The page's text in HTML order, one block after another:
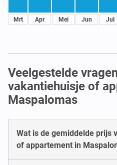
Mrt Apr Mei Jun Jul
Veelgestelde
vakantiehuisje of
Maspalomas
Wat is de gemiddelde prijs
of appartement in